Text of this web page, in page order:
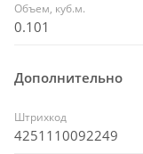
Объем, куб.м.
0.101
Дополнительно
Штрихкод
4251110092249